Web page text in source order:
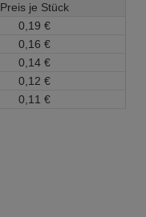
Preis je Stück
0, 19 €
0, 16 €
0, 14 €
0, 12 €
0, 11 €